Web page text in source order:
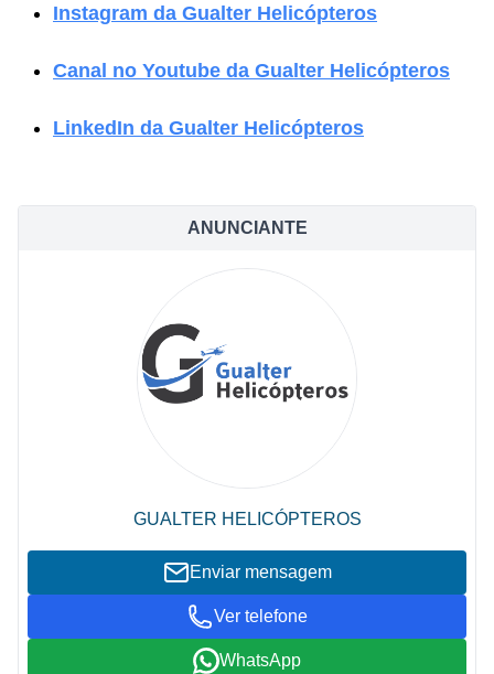
Instagram da Gualter Helicópteros
Canal no Youtube da Gualter Helicópteros
LinkedIn da Gualter Helicópteros
ANUNCIANTE
GUALTER HELICÓPTEROS
Enviar mensagem
Ver telefone
WhatsApp